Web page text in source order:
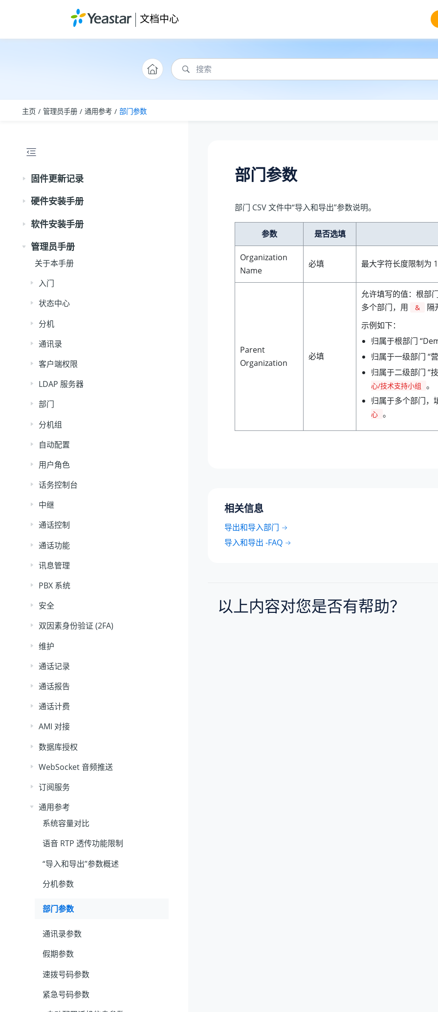
文档中心
主页 管理员手册 通用参考 部门参数
固件更新记录
硬件安装手册
软件安装手册
管理员手册
关于本手册
入门
状态中心
分机
通讯录
客户端权限
LDAP 服务器
部门
分机组
自动配置
用户角色
话务控制台
中继
通话控制
通话功能
讯息管理
PBX 系统
安全
双因素身份验证 (2FA)
维护
通话记录
通话报告
通话计费
AMI 对接
数据库授权
WebSocket 音频推送
订阅服务
通用参考
系统容量对比
语音 RTP 透传功能限制
“导入和导出”参数概述
分机参数
部门参数
通讯录参数
假期参数
速拨号码参数
紧急号码参数
部门参数
部门 CSV 文件中“导入和导出”参数说明。
参数 是否选填
Organization
Name
必填 最大字符长度限制为
Parent
Organization
必填
允许填写的值：根部
多个部门，用
&
隔
示例如下：
归属于根部门
归属于一级部门 “
归属于二级部门 “
心/技术支持小组 。
归属于多个部门，
心 。
相关信息
导出和导入部门
导入和导出 -FAQ
以上内容对您是否有帮助？